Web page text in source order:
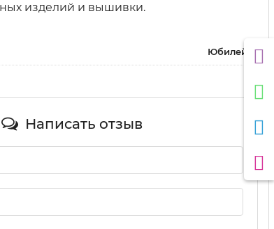
изделий и вышивки.
Юбилей
Написать отзыв